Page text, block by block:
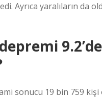
Ayrıca yaralıların da
sonucu 19 bin 759 kişi